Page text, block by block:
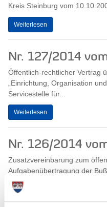
Kreis Steinburg vom
Weiterlesen
Nr. 127/2014
Öffentlich-rechtlicher Vertrag
„Einrichtung, Organisation
Servicestelle für...
Weiterlesen
Nr. 126/2014
Zusatzvereinbarung zum
Aufgabenübertragung der
auf den Kreis Dithmarschen
Weiterlesen